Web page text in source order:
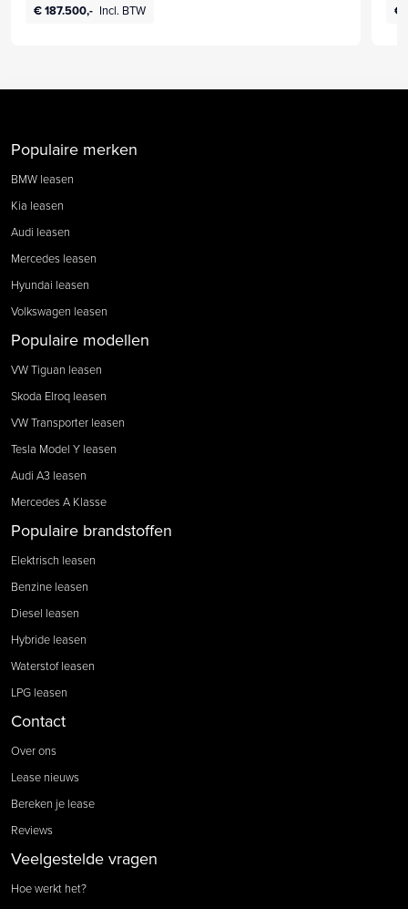
€ 187.500,- Incl. BTW €
Populaire merken
BMW leasen
Kia leasen
Audi leasen
Mercedes leasen
Hyundai leasen
Volkswagen leasen
Populaire modellen
VW Tiguan leasen
Skoda Elroq leasen
VW Transporter leasen
Tesla Model Y leasen
Audi A3 leasen
Mercedes A Klasse
Populaire brandstoffen
Elektrisch leasen
Benzine leasen
Diesel leasen
Hybride leasen
Waterstof leasen
LPG leasen
Contact
Over ons
Lease nieuws
Bereken je lease
Reviews
Veelgestelde vragen
Hoe werkt het?